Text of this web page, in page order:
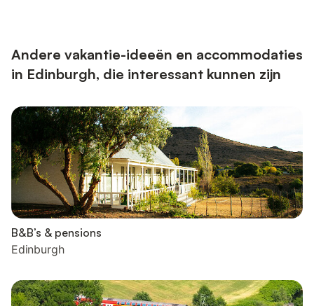
Andere vakantie-ideeën en accommodaties
in Edinburgh, die interessant kunnen zijn
B&B’s & pensions
Edinburgh